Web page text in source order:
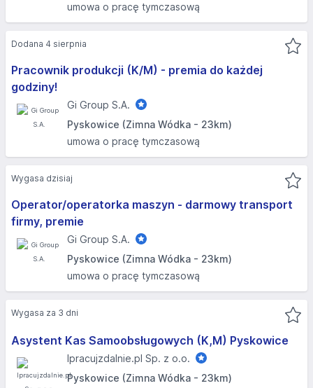
umowa o pracę tymczasową
Pracownik produkcji (K/M) - premia do każdej
godziny!
Gi Group S.A.
Pyskowice (Zimna Wódka - 23km)
umowa o pracę tymczasową
Dodana 4 sierpnia
Operator/operatorka maszyn - darmowy transport
firmy, premie
Gi Group S.A.
Pyskowice (Zimna Wódka - 23km)
umowa o pracę tymczasową
Wygasa dzisiaj
Asystent Kas Samoobsługowych (K,M) Pyskowice
Ipracujzdalnie.pl Sp. z o.o.
Pyskowice (Zimna Wódka - 23km)
Wygasa za 3 dni